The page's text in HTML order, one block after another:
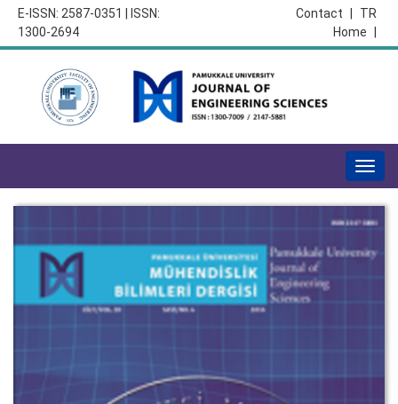
E-ISSN: 2587-0351 | ISSN:
1300-2694
TR
Contact
Home